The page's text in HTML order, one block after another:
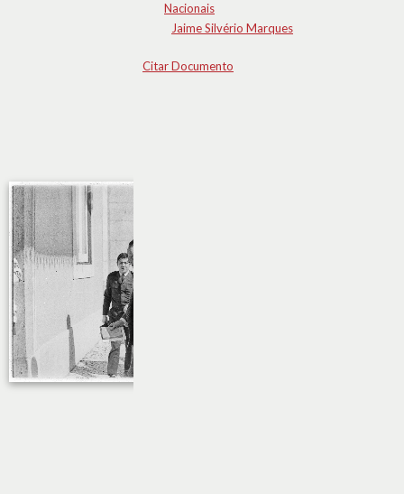
Nacionais
Jaime Silvério Marques
Citar Documento